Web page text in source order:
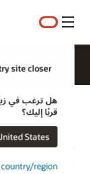
القائمة
site closer
قربًا إليك؟
States
country/region
الصغيرة (SMB)؟